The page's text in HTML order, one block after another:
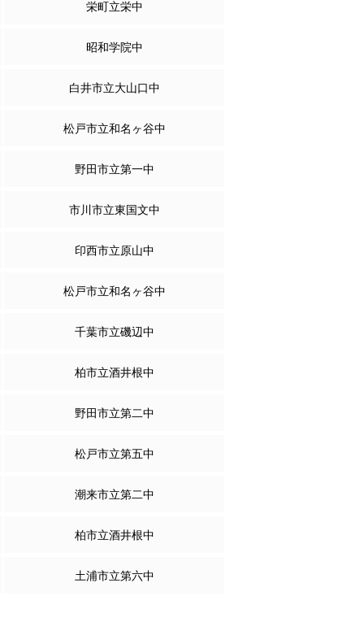
栄町立栄中
昭和学院中
白井市立大山口中
松戸市立和名ヶ谷中
野田市立第一中
市川市立東国文中
印西市立原山中
松戸市立和名ヶ谷中
千葉市立磯辺中
柏市立酒井根中
野田市立第二中
松戸市立第五中
潮来市立第二中
柏市立酒井根中
土浦市立第六中